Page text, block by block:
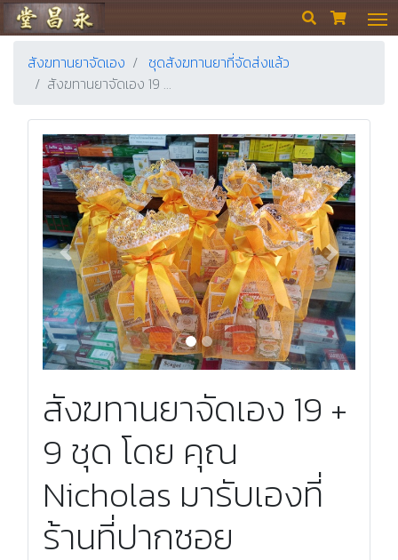
ร้านขายยา ย่งเชียงตึ๊ง  
สังฆทานยาจัดเอง
ชุดสังฆทานยาที่จัดส่งแล้ว
สังฆทานยาจัดเอง 19 …
Previous Next